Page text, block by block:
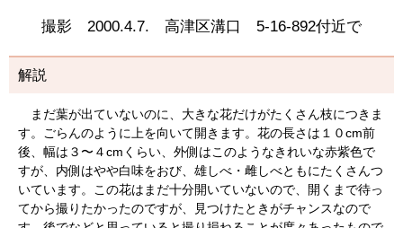
撮影 2000.4.7. 高津区溝口 5-16-892付近で
解説
まだ葉が出ていないのに、大きな花だけがたくさん枝につきま
す。ごらんのように上を向いて開きます。花の長さは１０cm前
後、幅は３〜４cmくらい、外側はこのようなきれいな赤紫色で
すが、内側はやや白味をおび、雄しべ・雌しべともにたくさんつ
いています。この花はまだ十分開いていないので、開くまで待っ
てから撮りたかったのですが、見つけたときがチャンスなので